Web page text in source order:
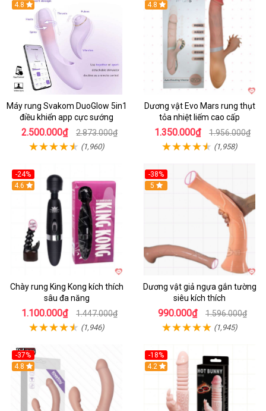
4.8
Máy rung Svakom DuoGlow 5in1
điều khiển app cực sướng
2.500.000₫ 2.873.000₫
(1,960)
4.8
Dương vật Evo Mars rung thụt
tỏa nhiệt liếm cao cấp
1.350.000₫ 1.956.000₫
(1,958)
-24%
4.6
Chày rung King Kong kích thích
sâu đa năng
1.100.000₫ 1.447.000₫
(1,946)
-38%
Hot
5
Dương vật giả ngựa gắn tường
siêu kích thích
990.000₫ 1.596.000₫
(1,945)
-37%
Hot
4.8
-18%
Hot
4.2